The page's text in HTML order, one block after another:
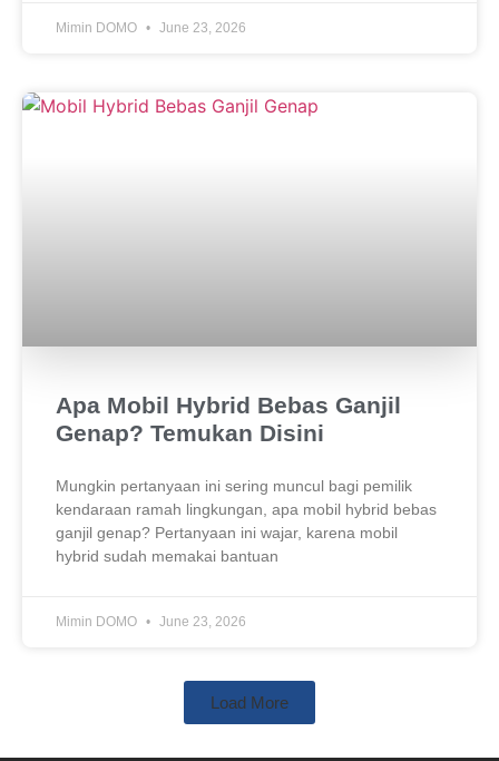
Mimin DOMO June 23, 2026
Apa Mobil Hybrid Bebas Ganjil
Genap? Temukan Disini
Mungkin pertanyaan ini sering muncul bagi pemilik
kendaraan ramah lingkungan, apa mobil hybrid bebas
ganjil genap? Pertanyaan ini wajar, karena mobil
hybrid sudah memakai bantuan
Mimin DOMO June 23, 2026
Load More